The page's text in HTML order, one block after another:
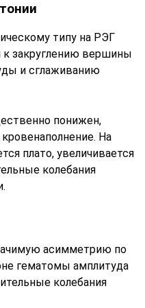
типу на РЭГ
к закруглению вершины
и сглаживанию
понижен,
На
плато, увеличивается
колебания
асимметрию по
гематомы амплитуда
колебания